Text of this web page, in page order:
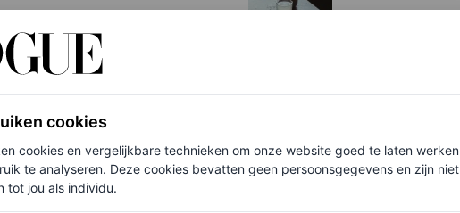
uitstekende bron van hydratatie is als je dorst
voorkomen dat je uitgedroogd raakt als je
cookies
cookies en vergelijkbare technieken om onze website goed te laten werken
te analyseren. Deze cookies bevatten geen persoonsgegevens en zijn niet
tot jou als individu.